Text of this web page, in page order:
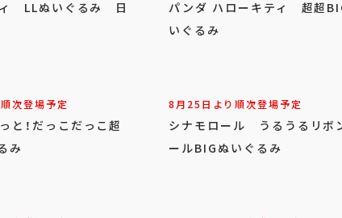
ィ LLぬいぐるみ 日
パンダ ハローキティ 超超
いぐるみ
次登場予定
！だっこだっこ超
み
8月25日より順次登場予定
シナモロール うるうるリボ
ールBIGぬいぐるみ